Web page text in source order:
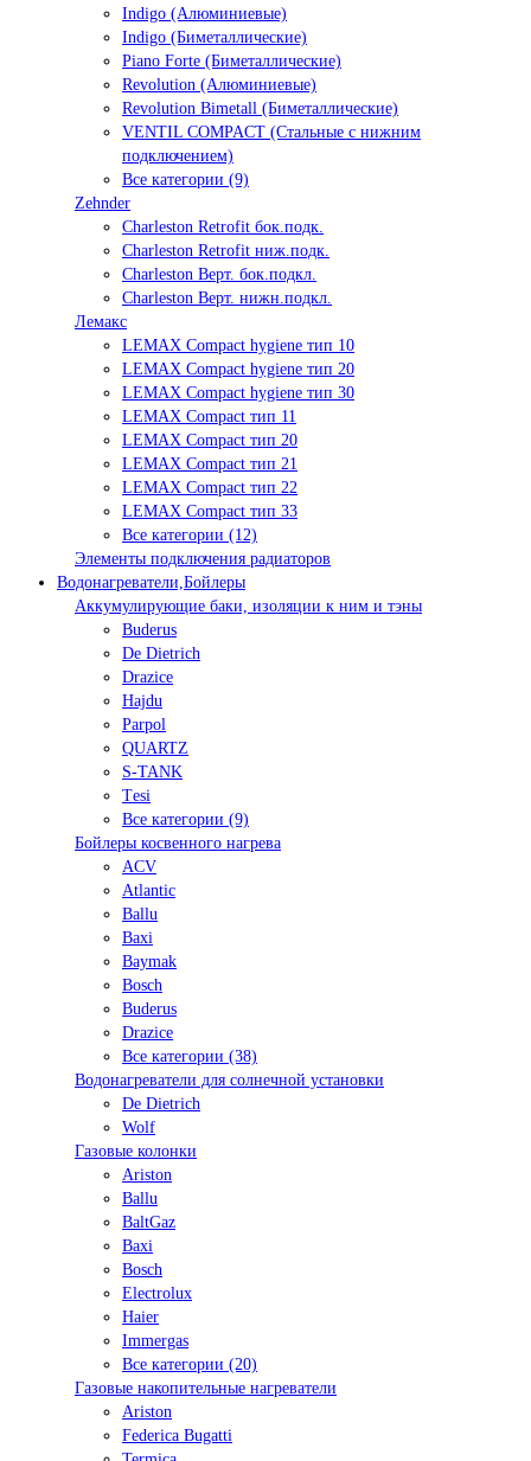
Indigo (Алюминиевые)
Indigo (Биметаллические)
Piano Forte (Биметаллические)
Revolution (Алюминиевые)
Revolution Bimetall (Биметаллические)
VENTIL COMPACT (Стальные с нижним
подключением)
Все категории (9)
Zehnder
Charleston Retrofit бок.подк.
Charleston Retrofit ниж.подк.
Charleston Верт. бок.подкл.
Charleston Верт. нижн.подкл.
Лемакс
LEMAX Compact hygiene тип 10
LEMAX Compact hygiene тип 20
LEMAX Compact hygiene тип 30
LEMAX Compact тип 11
LEMAX Compact тип 20
LEMAX Compact тип 21
LEMAX Compact тип 22
LEMAX Compact тип 33
Все категории (12)
Элементы подключения радиаторов
Водонагреватели,Бойлеры
Аккумулирующие баки, изоляции к ним и тэны
Buderus
De Dietrich
Drazice
Hajdu
Parpol
QUARTZ
S-TANK
Tеsi
Все категории (9)
Бойлеры косвенного нагрева
ACV
Atlantic
Ballu
Baxi
Baymak
Bosch
Buderus
Drazice
Все категории (38)
Водонагреватели для солнечной установки
De Dietrich
Wolf
Газовые колонки
Ariston
Ballu
BaltGaz
Baxi
Bosсh
Electrolux
Haier
Immergas
Все категории (20)
Газовые накопительные нагреватели
Ariston
Federica Bugatti